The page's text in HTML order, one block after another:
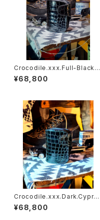
Crocodile.xxx.Full-Black.E
dition// JACK.RIDE.SSW
¥68,800
Crocodile.xxx.Dark.Cypru
s.Edition// JACK.RIDE.SSW
¥68,800